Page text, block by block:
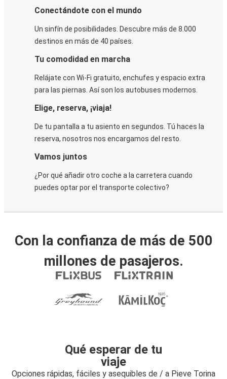
Conectándote con el mundo
Un sinfín de posibilidades. Descubre más de 8.000
destinos en más de 40 países.
Tu comodidad en marcha
Relájate con Wi-Fi gratuito, enchufes y espacio extra
para las piernas. Así son los autobuses modernos.
Elige, reserva, ¡viaja!
De tu pantalla a tu asiento en segundos. Tú haces la
reserva, nosotros nos encargamos del resto.
Vamos juntos
¿Por qué añadir otro coche a la carretera cuando
puedes optar por el transporte colectivo?
Con la confianza de más de 500
millones de pasajeros.
Qué esperar de tu
viaje
Opciones rápidas, fáciles y asequibles de / a Pieve Torina